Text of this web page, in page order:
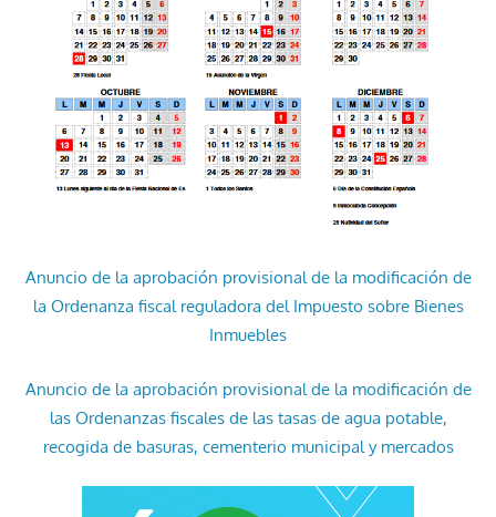
Anuncio de la aprobación provisional de la modificación de
la Ordenanza fiscal reguladora del Impuesto sobre Bienes
Inmuebles
Anuncio de la aprobación provisional de la modificación de
las Ordenanzas fiscales de las tasas de agua potable,
recogida de basuras, cementerio municipal y mercados